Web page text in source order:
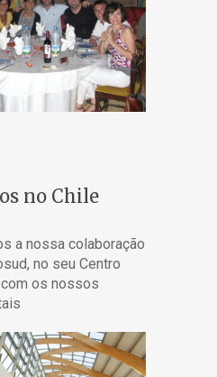
no Chile
a nossa colaboração
no seu Centro
os nossos